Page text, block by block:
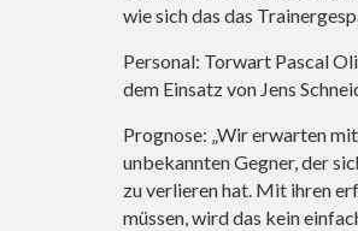
wie sich das das
Personal: Torwart Pascal
dem Einsatz von Jens
Prognose: „Wir erwarten
unbekannten Gegner, der
zu verlieren hat. Mit ihren
müssen, wird das kein